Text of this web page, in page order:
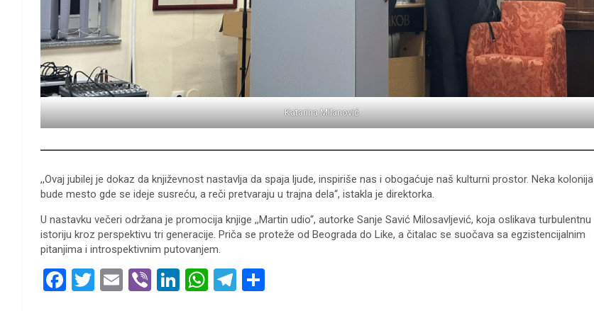
Katarina Milanović
,,Ovaj jubilej je dokaz da književnost nastavlja da spaja ljude, inspiriše nas i obogaćuje naš kulturni prostor. Neka kolonija
bude mesto gde se ideje susreću, a reči pretvaraju u trajna dela“, istakla je direktorka.
U nastavku večeri održana je promocija knjige ,,Martin udio“, autorke Sanje Savić Milosavljević, koja oslikava turbulentnu
istoriju kroz perspektivu tri generacije. Priča se proteže od Beograda do Like, a čitalac se suočava sa egzistencijalnim
pitanjima i introspektivnim putovanjem.
F
T
E
Vi Li
W T